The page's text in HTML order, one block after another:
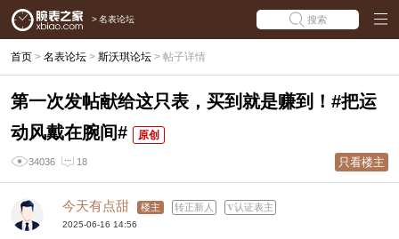
> 名表论坛 搜索
首页 > 名表论坛 > 斯沃琪论坛 > 帖子详情
第一次发帖献给这只表，买到就是赚到！#把运
动风戴在腕间#
原创
34036 18 只看楼主
今天有点甜 楼主 转正新人 认证表主
2025-06-16 14:56